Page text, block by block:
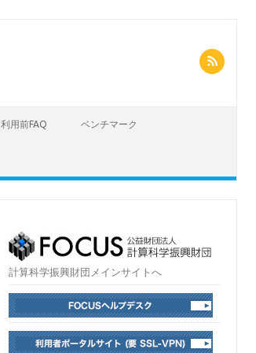
利用前FAQ ベンチマーク
計算科学振興財団メインサイトへ